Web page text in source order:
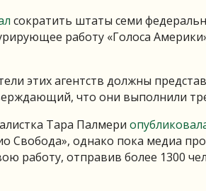
сократить штаты семи
работу «Голоса
этих агентств должны
что они выполнили
Тара Палмери
Свобода», однако пока медиа
работу, отправив более 1300